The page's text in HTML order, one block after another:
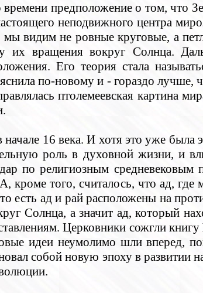
времени предположение о том, что
неподвижного центра
видим не ровные круговые, а
их вращения вокруг Солнца.
Его теория стала
по-новому и - гораздо лучше,
птолемеевская картина
16 века. И хотя это уже
роль в духовной жизни, и
по религиозным средневековым
того, считалось, что ад, где
есть ад и рай расположены на
Солнца, а значит ад, который
Церковники сожгли книгу
идеи неумолимо шли вперед,
собой новую эпоху в развитии